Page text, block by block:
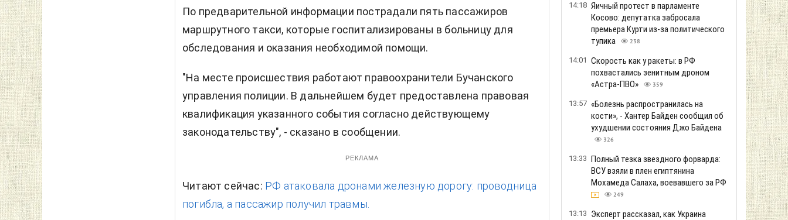
По предварительной информации пострадали пять пассажиров
маршрутного такси, которые госпитализированы в больницу для
обследования и оказания необходимой помощи.
"На месте происшествия работают правоохранители Бучанского
управления полиции. В дальнейшем будет предоставлена правовая
квалификация указанного события согласно действующему
законодательству", - сказано в сообщении.
РЕКЛАМА
Читают сейчас: РФ атаковала дронами железную дорогу: проводница
погибла, а пассажир получил травмы.
14:18 Яичный протест в парламенте
Косово: депутатка забросала
премьера Курти из-за политического
тупика
238
14:01 Скорость как у ракеты: в РФ
похвастались зенитным дроном
«Астра-ПВО»
359
13:57 «Болезнь распространилась на
кости», - Хантер Байден сообщил об
ухудшении состояния Джо Байдена
326
13:33 Полный тезка звездного форварда:
ВСУ взяли в плен египтянина
Мохамеда Салаха, воевавшего за РФ
249
13:13 Эксперт рассказал, как Украина